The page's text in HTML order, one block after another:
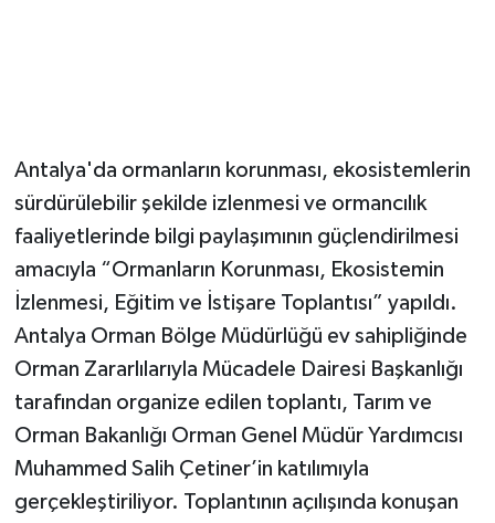
Antalya'da ormanların korunması, ekosistemlerin
sürdürülebilir şekilde izlenmesi ve ormancılık
faaliyetlerinde bilgi paylaşımının güçlendirilmesi
amacıyla “Ormanların Korunması, Ekosistemin
İzlenmesi, Eğitim ve İstişare Toplantısı” yapıldı.
Antalya Orman Bölge Müdürlüğü ev sahipliğinde
Orman Zararlılarıyla Mücadele Dairesi Başkanlığı
tarafından organize edilen toplantı, Tarım ve
Orman Bakanlığı Orman Genel Müdür Yardımcısı
Muhammed Salih Çetiner’in katılımıyla
gerçekleştiriliyor. Toplantının açılışında konuşan